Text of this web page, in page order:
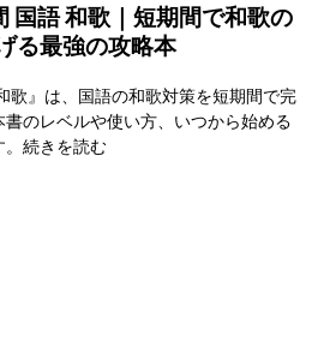
国語 和歌｜短期間で和歌の
る最強の攻略本
歌』は、国語の和歌対策を短期間で完
のレベルや使い方、いつから始める
。続きを読む